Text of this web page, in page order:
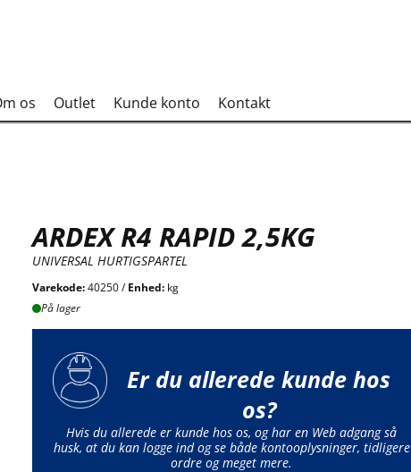
os Outlet Kunde konto Kontakt
ARDEX R4 RAPID 2,5KG
UNIVERSAL HURTIGSPARTEL
Varekode:40250 /Enhed: kg
På lager
Er du allerede kunde hos
os?
Hvis du allerede er kunde hos os, og har en Web adgang så
husk, at du kan logge ind og se både kontooplysninger, tidligere
ordre og meget mere.